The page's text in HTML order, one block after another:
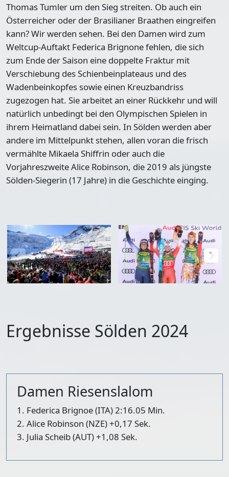
Thomas Tumler um den Sieg streiten. Ob auch ein
Österreicher oder der Brasilianer Braathen eingreifen
kann? Wir werden sehen. Bei den Damen wird zum
Weltcup-Auftakt Federica Brignone fehlen, die sich
zum Ende der Saison eine doppelte Fraktur mit
Verschiebung des Schienbeinplateaus und des
Wadenbeinkopfes sowie einen Kreuzbandriss
zugezogen hat. Sie arbeitet an einer Rückkehr und will
natürlich unbedingt bei den Olympischen Spielen in
ihrem Heimatland dabei sein. In Sölden werden aber
andere im Mittelpunkt stehen, allen voran die frisch
vermählte Mikaela Shiffrin oder auch die
Vorjahreszweite Alice Robinson, die 2019 als jüngste
Sölden-Siegerin (17 Jahre) in die Geschichte einging.
Ergebnisse Sölden 2024
Damen Riesenslalom
1. Federica Brignoe (ITA) 2:16.05 Min.
2. Alice Robinson (NZE) +0,17 Sek.
3. Julia Scheib (AUT) +1,08 Sek.